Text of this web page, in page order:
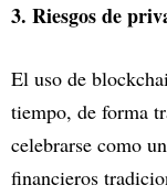
3. Riesgos de
El uso de
tiempo, de forma
celebrarse como
financieros